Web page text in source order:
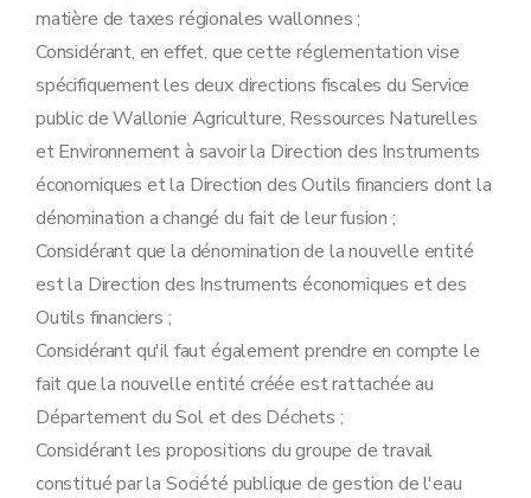
matière de taxes régionales wallonnes ;
Considérant, en effet, que cette réglementation vise
spécifiquement les deux directions fiscales du Service
public de Wallonie Agriculture, Ressources Naturelles
et Environnement à savoir la Direction des Instruments
économiques et la Direction des Outils financiers dont la
dénomination a changé du fait de leur fusion ;
Considérant que la dénomination de la nouvelle entité
est la Direction des Instruments économiques et des
Outils financiers ;
Considérant qu'il faut également prendre en compte le
fait que la nouvelle entité créée est rattachée au
Département du Sol et des Déchets ;
Considérant les propositions du groupe de travail
constitué par la Société publique de gestion de l'eau